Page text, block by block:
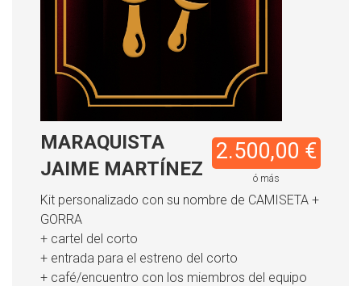
2.500,00 €
ó más
MARAQUISTA
JAIME MARTÍNEZ
Kit personalizado con su nombre de CAMISETA +
GORRA
+ cartel del corto
+ entrada para el estreno del corto
+ café/encuentro con los miembros del equipo